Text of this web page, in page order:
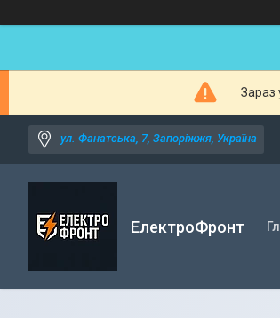
Зараз
ул. Фанатська, 7, Запоріжжя, Україна
ЕлектроФронт